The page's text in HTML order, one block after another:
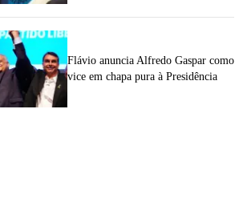
Flávio anuncia Alfredo Gaspar como
vice em chapa pura à Presidência